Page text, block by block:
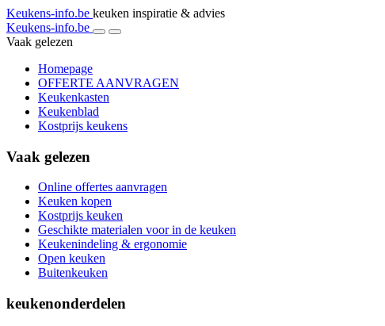
Keukens-info.be keuken inspiratie & advies
Keukens-info.be
Vaak gelezen
Homepage
OFFERTE AANVRAGEN
Keukenkasten
Keukenblad
Kostprijs keukens
Vaak gelezen
Online offertes aanvragen
Keuken kopen
Kostprijs keuken
Geschikte materialen voor in de keuken
Keukenindeling & ergonomie
Open keuken
Buitenkeuken
keukenonderdelen